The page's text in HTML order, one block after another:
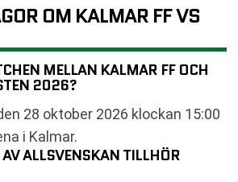
OM KALMAR FF VS
MELLAN KALMAR FF OCH
2026?
28 oktober 2026 klockan 15:00
i Kalmar.
ALLSVENSKAN TILLHÖR